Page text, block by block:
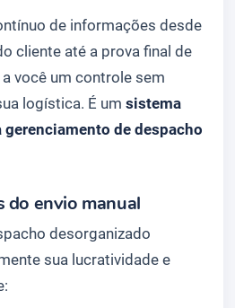
de informações desde
cliente até a prova final de
você um controle sem
logística. É um sistema
de despacho
do envio manual
desorganizado
sua lucratividade e